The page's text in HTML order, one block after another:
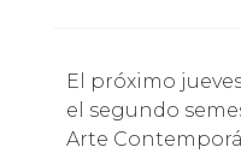
El próximo jueves 9 de agosto comienza
el segundo
Arte